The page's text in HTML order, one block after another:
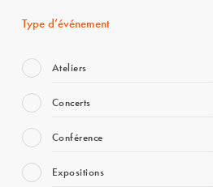
Type d’événement
Ateliers
Concerts
Conférence
Expositions